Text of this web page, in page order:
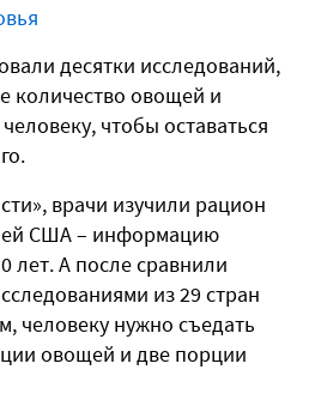
десятки исследований,
количество овощей и
чтобы оставаться
», врачи изучили рацион
США – информацию
лет. А после сравнили
из 29 стран
человеку нужно съедать
овощей и две порции